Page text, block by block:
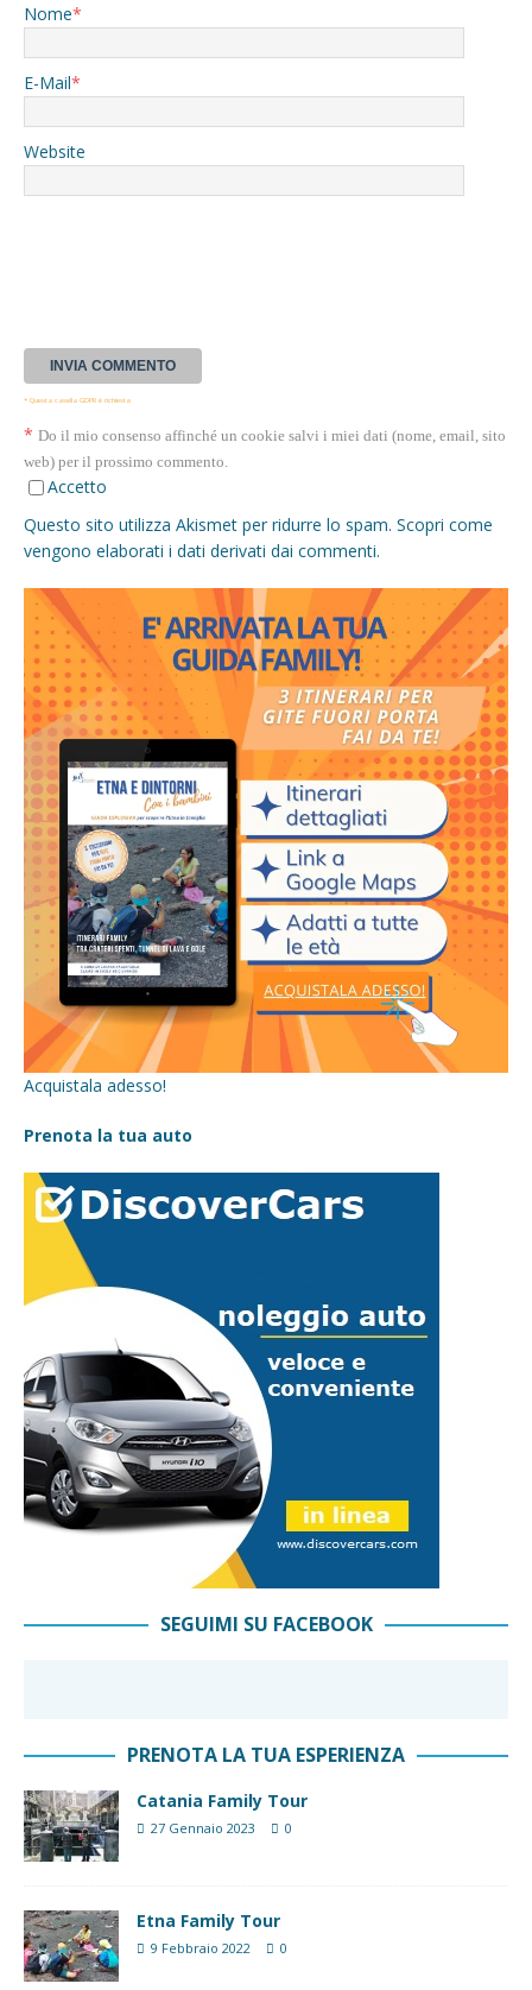
Nome*
E-Mail*
Website
* Questa casella GDPR è richiesta
* Do il mio consenso affinché un cookie salvi i miei dati (nome, email, sito
web) per il prossimo commento.
Accetto
Questo sito utilizza Akismet per ridurre lo spam. Scopri come
vengono elaborati i dati derivati dai commenti.
Acquistala adesso!
Prenota la tua auto
SEGUIMI SU FACEBOOK
PRENOTA LA TUA ESPERIENZA
Catania Family Tour
27 Gennaio 2023 0
Etna Family Tour
9 Febbraio 2022 0